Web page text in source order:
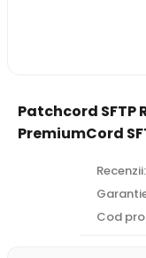
Patchcord SFTP
PremiumCord
Recenzii:
Cod